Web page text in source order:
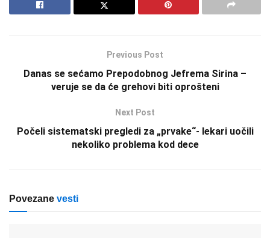
Previous Post
Danas se sećamo Prepodobnog Jefrema Sirina –
veruje se da će grehovi biti oprošteni
Next Post
Počeli sistematski pregledi za „prvake“- lekari uočili
nekoliko problema kod dece
Povezane vesti